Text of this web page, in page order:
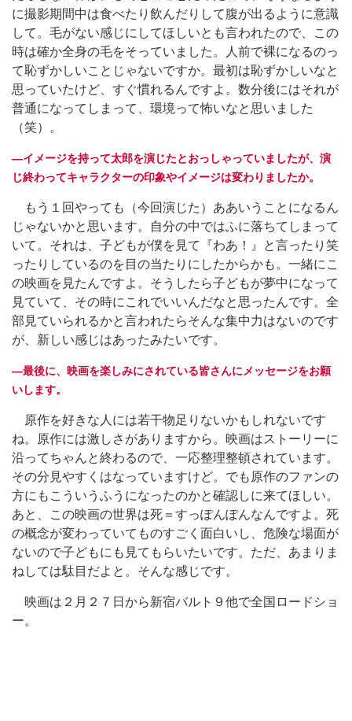
に撮影期間中は食べたり飲んだりして腹が出るように意識
して。毛がない感じにしてほしいとも言われたので、この
時は確か全身の毛をそっていました。人前で裸になるのっ
て恥ずかしいことじゃないですか。最初は恥ずかしいなと
思っていたけど、すぐ慣れるんですよ。数分後にはそれが
普通になってしまって、環境って怖いなと思いました
（笑）。
―イメージを持って太郎を演じたとおっしゃっていましたが、演
じ終わってキャラクターの印象やイメージは変わりましたか。
もう１回やっても（今回演じた）ああいうことになるん
じゃないかと思います。自分の中ではふに落ちてしまって
いて。それは、子どもが僕を見て『わあ！』と言ったり笑
ったりしているのを目の当たりにしたからかも。一緒にこ
の映画を見たんですよ。そうしたら子どもが夢中になって
見ていて、その時にこれでいいんだなと思ったんです。全
部見ていられるかと言われたらそんな集中力はないのです
が、新しい感じはあったみたいです。
―最後に、映画を楽しみにされている皆さんにメッセージをお願
いします。
原作を好きな人には若干物足りないかもしれないです
ね。原作には激しさがありますから。映画はストーリーに
沿ってちゃんと終わるので、一応整理整頓されています。
その分見やすくはなっていますけど。でも原作のファンの
方にもこういうふうになったのかと確認しに来てほしい。
あと、この映画の世界は死＝すっぽんぽんなんですよ。死
の概念が変わっていてものすごく面白いし、危険な場面が
ないので子どもにも見てもらいたいです。ただ、あまりま
ねしては駄目だよと。そんな感じです。
映画は２月２７日から新宿バルト９他で全国ロードショ
ー。